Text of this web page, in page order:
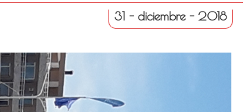
31 - diciembre - 2018